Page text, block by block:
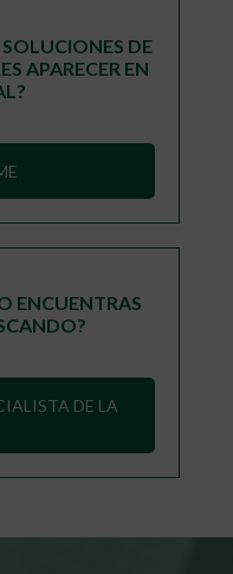
SOLUCIONES DE
APARECER EN
ENCUENTRAS
DE LA